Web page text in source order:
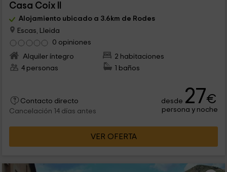
Casa Coix II
Alojamiento ubicado a 3.6km de Rodes
Escas, Lleida
0 opiniones
Alquiler íntegro
2 habitaciones
4 personas
1 baños
Contacto directo
Cancelación 14 días antes
desde 27€
persona y noche
VER OFERTA